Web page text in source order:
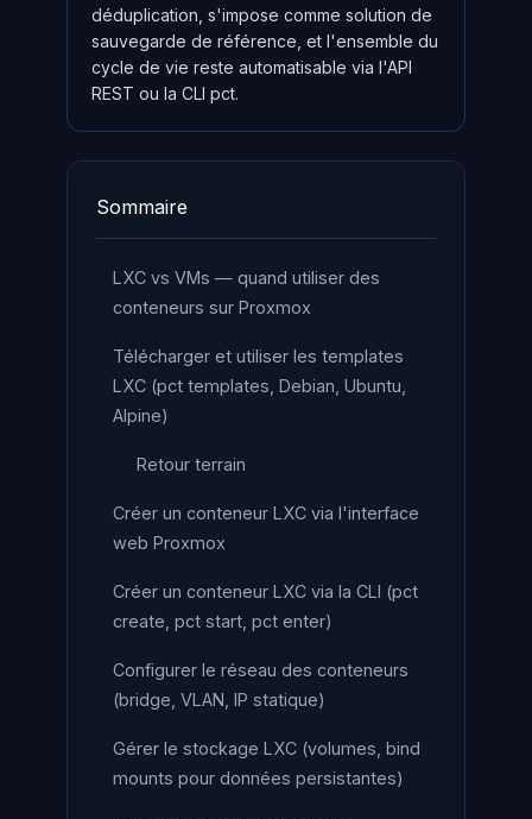
déduplication, s'impose comme solution de
sauvegarde de référence, et l'ensemble du
cycle de vie reste automatisable via l'API
REST ou la CLI pct.
Sommaire
LXC vs VMs — quand utiliser des
conteneurs sur Proxmox
Télécharger et utiliser les templates
LXC (pct templates, Debian, Ubuntu,
Alpine)
Retour terrain
Créer un conteneur LXC via l'interface
web Proxmox
Créer un conteneur LXC via la CLI (pct
create, pct start, pct enter)
Configurer le réseau des conteneurs
(bridge, VLAN, IP statique)
Gérer le stockage LXC (volumes, bind
mounts pour données persistantes)